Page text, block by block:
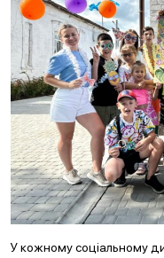
У кожному соціальному